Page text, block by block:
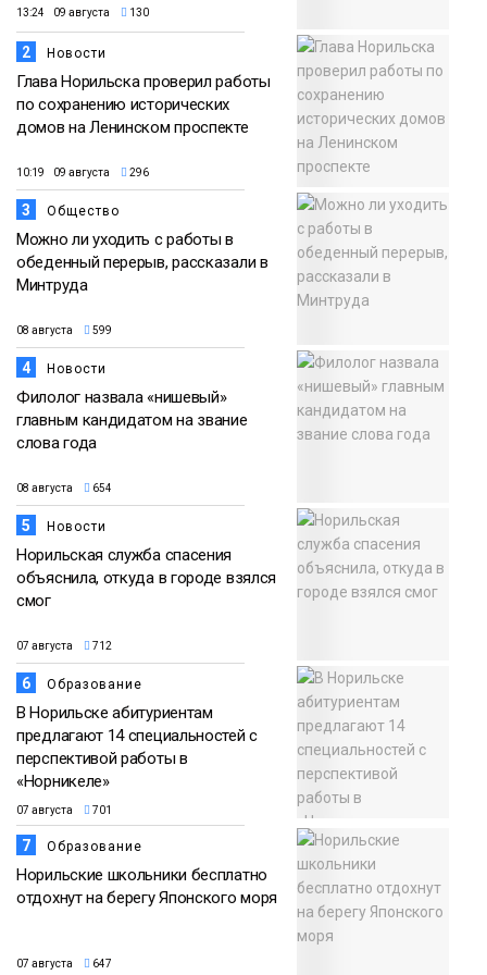
13:24 09 августа 130
2 Новости
Глава Норильска проверил работы
по сохранению исторических
домов на Ленинском проспекте
10:19 09 августа 296
3 Общество
Можно ли уходить с работы в
обеденный перерыв, рассказали в
Минтруда
08 августа 599
4 Новости
Филолог назвала «нишевый»
главным кандидатом на звание
слова года
08 августа 654
5 Новости
Норильская служба спасения
объяснила, откуда в городе взялся
смог
07 августа 712
6 Образование
В Норильске абитуриентам
предлагают 14 специальностей с
перспективой работы в
«Норникеле»
07 августа 701
7 Образование
Норильские школьники бесплатно
отдохнут на берегу Японского моря
07 августа 647